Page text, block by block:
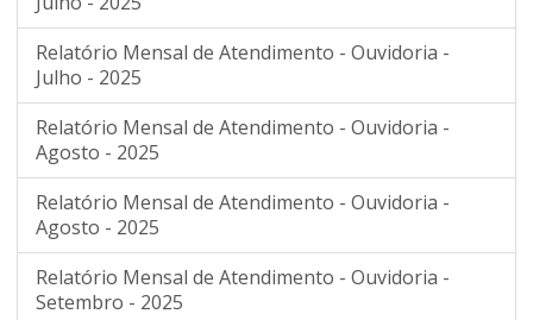
Relatório Mensal de Atendimento - Ouvidoria -
Julho - 2025
Relatório Mensal de Atendimento - Ouvidoria -
Agosto - 2025
Relatório Mensal de Atendimento - Ouvidoria -
Agosto - 2025
Relatório Mensal de Atendimento - Ouvidoria -
Setembro - 2025